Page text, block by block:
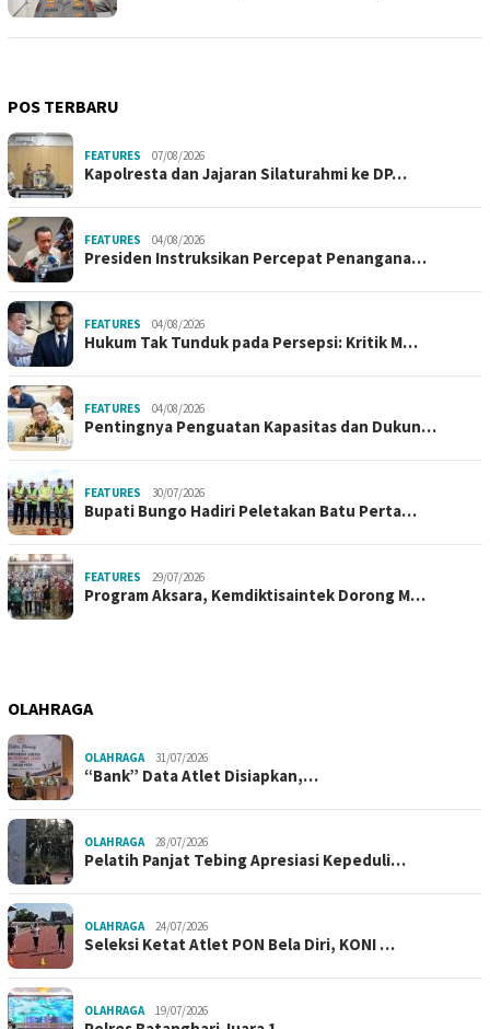
POS TERBARU
FEATURES 07/08/2026
Kapolresta dan Jajaran Silaturahmi ke DP…
FEATURES 04/08/2026
Presiden Instruksikan Percepat Penangana…
FEATURES 04/08/2026
Hukum Tak Tunduk pada Persepsi: Kritik M…
FEATURES 04/08/2026
Pentingnya Penguatan Kapasitas dan Dukun…
FEATURES 30/07/2026
Bupati Bungo Hadiri Peletakan Batu Perta…
FEATURES 29/07/2026
Program Aksara, Kemdiktisaintek Dorong M…
OLAHRAGA
OLAHRAGA 31/07/2026
“Bank” Data Atlet Disiapkan,…
OLAHRAGA 28/07/2026
Pelatih Panjat Tebing Apresiasi Kepeduli…
OLAHRAGA 24/07/2026
Seleksi Ketat Atlet PON Bela Diri, KONI …
OLAHRAGA 19/07/2026